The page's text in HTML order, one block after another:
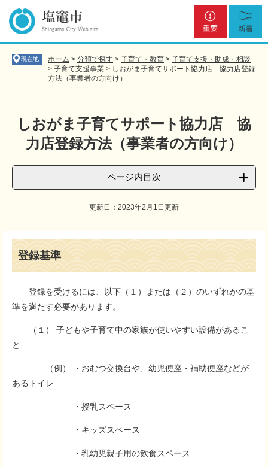
の
ー
現在地 ホーム > 分類で探す > 子育て・教育 > 子育て支援・助成・相談
> 子育て支援事業 > しおがま子育てサポート協力店 協力店登録
方法（事業者の方向け）
しおがま子育てサポート協力店 協
力店登録方法（事業者の方向け）
ページ内目次
更新日：2023年2月1日更新
登録基準
登録を受けるには、以下（１）または（２）のいずれかの基
準を満たす必要があります。
（１） 子どもや子育て中の家族が使いやすい設備があるこ
と
（例） ・おむつ交換台や、幼児便座・補助便座などが
あるトイレ
・授乳スペース
・キッズスペース
・乳幼児親子用の飲食スペース